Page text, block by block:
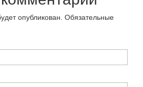
опубликован. Обязательные